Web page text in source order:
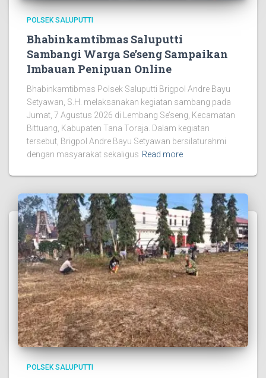
POLSEK SALUPUTTI
Bhabinkamtibmas Saluputti
Sambangi Warga Se’seng Sampaikan
Imbauan Penipuan Online
Bhabinkamtibmas Polsek Saluputti Brigpol Andre Bayu
Setyawan, S.H. melaksanakan kegiatan sambang pada
Jumat, 7 Agustus 2026 di Lembang Se’seng, Kecamatan
Bittuang, Kabupaten Tana Toraja. Dalam kegiatan
tersebut, Brigpol Andre Bayu Setyawan bersilaturahmi
dengan masyarakat sekaligus Read more
POLSEK SALUPUTTI